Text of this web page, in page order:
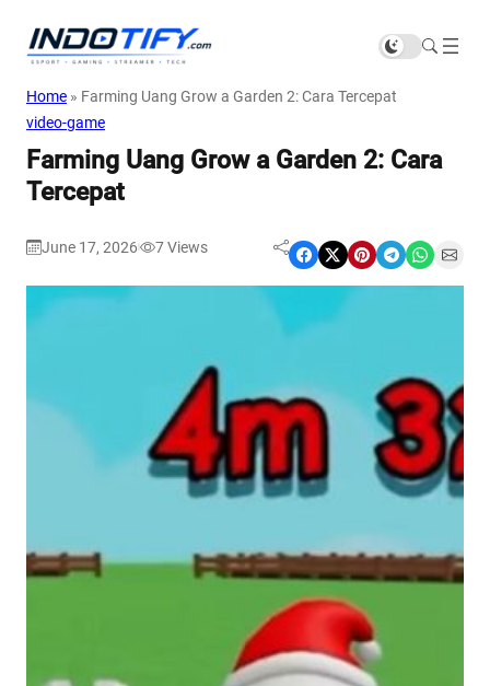
Home » Farming Uang Grow a Garden 2: Cara Tercepat
video-game
Farming Uang Grow a Garden 2: Cara
Tercepat
June 17, 2026 7Views Share on Facebook Share on X Share on Pinterest Share on Telegram Share on WhatsApp Share on Email